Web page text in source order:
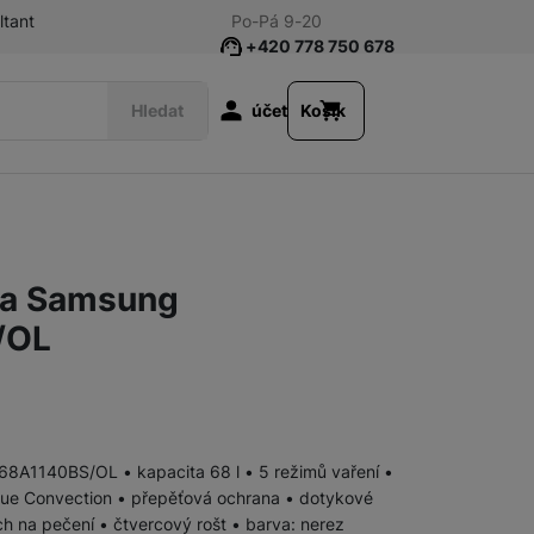
Hledat
Pračky se sušičkou
+420 778 750 678
Po-Pá 9-20
Uživatelská
účet Košík
Samsung
OL • kapacita 68 l • 5 režimů vaření •
Convection • přepěťová ochrana • dotykové
na pečení • čtvercový rošt • barva: nerez